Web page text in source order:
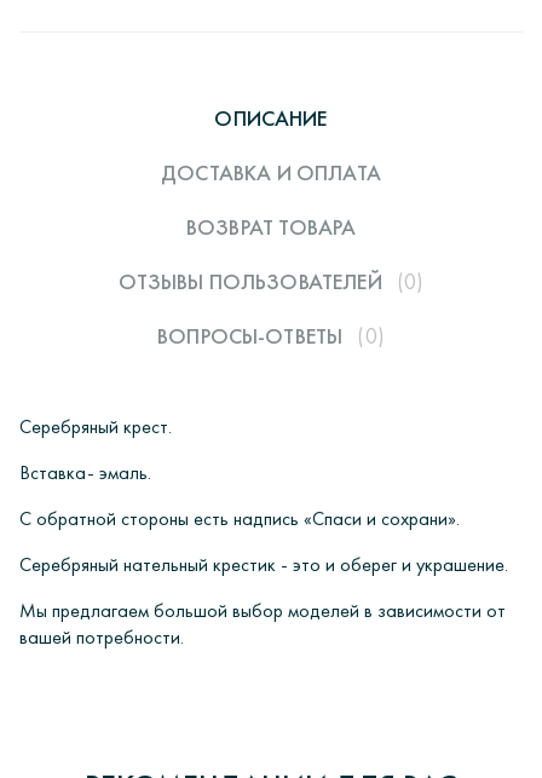
ОПИСАНИЕ
ДОСТАВКА И ОПЛАТА
ВОЗВРАТ ТОВАРА
ОТЗЫВЫ ПОЛЬЗОВАТЕЛЕЙ
(0)
ВОПРОСЫ-ОТВЕТЫ
(0)
Серебряный крест.
Вставка- эмаль.
С обратной стороны есть надпись «Спаси и сохрани».
Серебряный нательный крестик - это и оберег и украшение.
Мы предлагаем большой выбор моделей в зависимости от
вашей потребности.